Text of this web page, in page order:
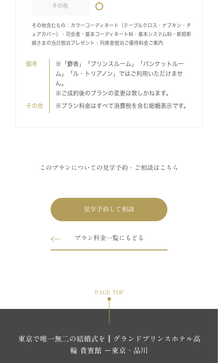
その他
その他含むもの：カラーコーディネート（テーブルクロス・ナプキン・チ
ェアカバー）・司会者・基本コーディネート料・基本システム料・新郎新
婦さまの当日宿泊プレゼント・列席者宿泊ご優待料金ご案内
備考
※「麝香」「プリンスルーム」「バンケットルー
ム」「ル・トリアノン」ではご利用いただけませ
ん。
※ご成約後のプランの変更は致しかねます。
その他 ※プラン料金はすべて消費税を含む総額表示です。
このプランについての見学予約・ご相談はこちら
見学予約して相談
プラン料金一覧にもどる
PAGE TOP
東京で唯一無二の結婚式を┃グランドプリンスホテル高
輪 貴賓館 ー東京・品川